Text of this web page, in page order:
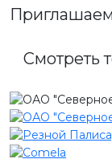
Смотреть